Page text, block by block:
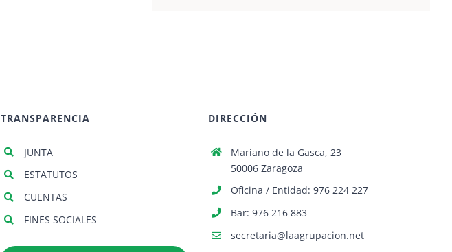
TRANSPARENCIA
JUNTA
ESTATUTOS
CUENTAS
FINES SOCIALES
DIRECCIÓN
Mariano de la Gasca, 23
50006 Zaragoza
Oficina / Entidad: 976 224 227
Bar: 976 216 883
secretaria@laagrupacion.net